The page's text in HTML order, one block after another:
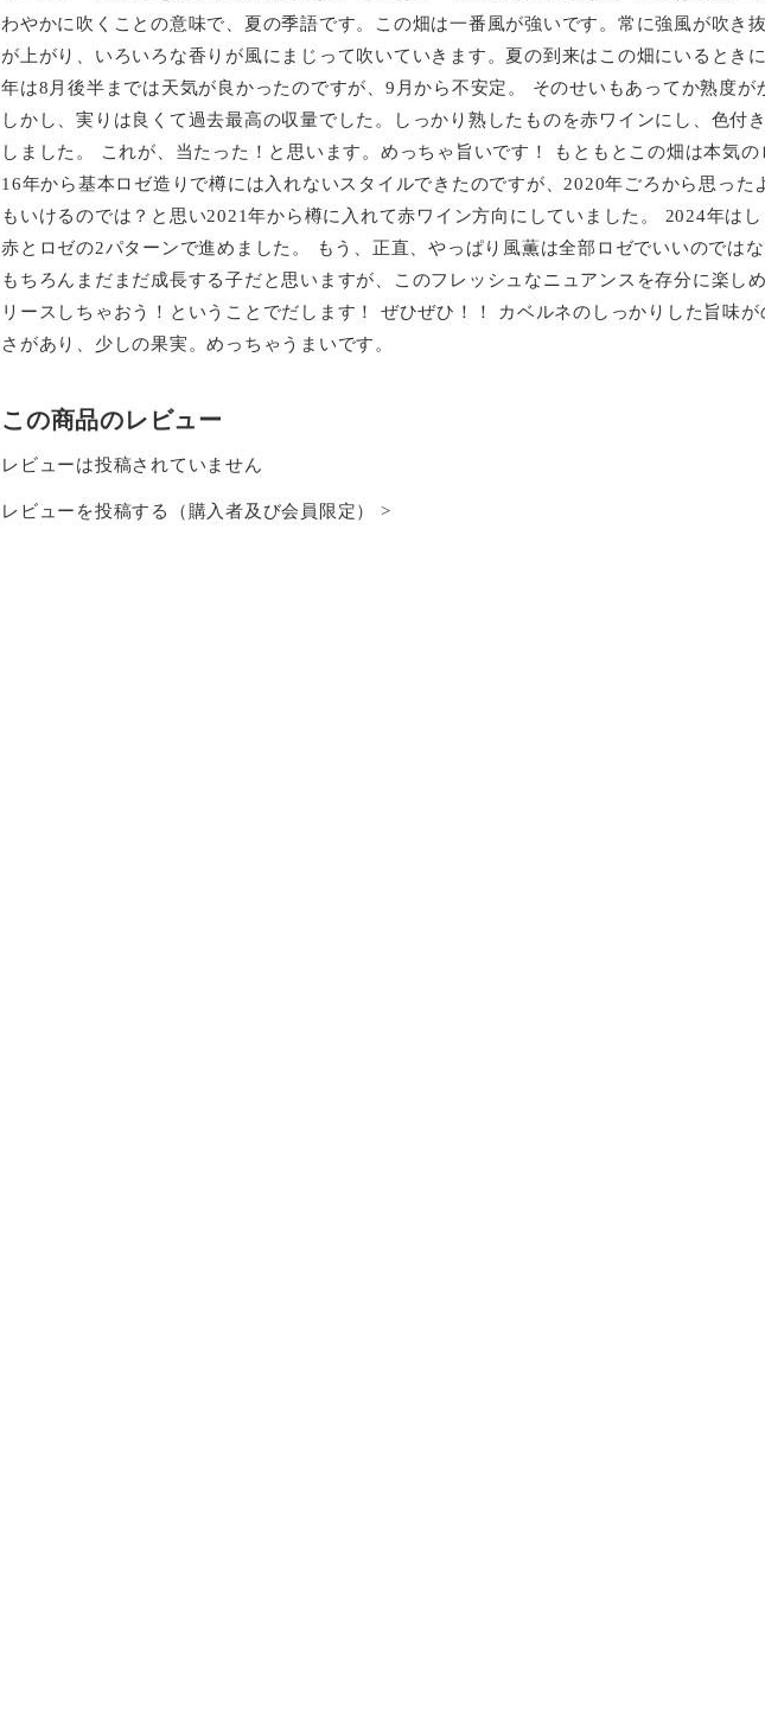
わやかに吹くことの意味で、夏の季語です。この畑は一番風が強いです。常に強風が吹き
が上がり、いろいろな香りが風にまじって吹いていきます。夏の到来はこの畑にいるとき
年は8月後半までは天気が良かったのですが、9月から不安定。 そのせいもあってか熟度が
しかし、実りは良くて過去最高の収量でした。しっかり熟したものを赤ワインにし、色付
しました。 これが、当たった！と思います。めっちゃ旨いです！ もともとこの畑は本気
16年から基本ロゼ造りで樽には入れないスタイルできたのですが、2020年ごろから思った
もいけるのでは？と思い2021年から樽に入れて赤ワイン方向にしていました。 2024年はし
赤とロゼの2パターンで進めました。 もう、正直、やっぱり風薫は全部ロゼでいいのではな
もちろんまだまだ成長する子だと思いますが、このフレッシュなニュアンスを存分に楽し
リースしちゃおう！ということでだします！ ぜひぜひ！！ カベルネのしっかりした旨味
さがあり、少しの果実。めっちゃうまいです。
この商品のレビュー
レビューは投稿されていません
レビューを投稿する（購入者及び会員限定） >